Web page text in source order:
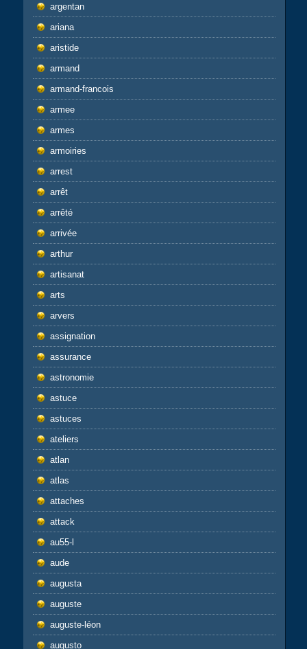
argentan
ariana
aristide
armand
armand-francois
armee
armes
armoiries
arrest
arrêt
arrêté
arrivée
arthur
artisanat
arts
arvers
assignation
assurance
astronomie
astuce
astuces
ateliers
atlan
atlas
attaches
attack
au55-l
aude
augusta
auguste
auguste-léon
augusto